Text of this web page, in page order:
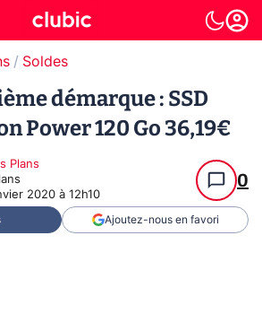
Soldes
démarque : SSD
Power 120 Go 36,19€
Plans
2020 à 12h10
0
Ajoutez-nous en favori